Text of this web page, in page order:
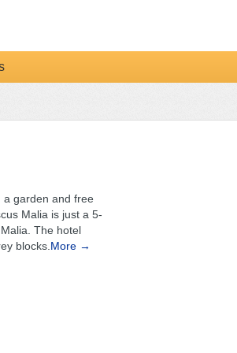
garden and free
Malia is just a 5-
The hotel
blocks. More →